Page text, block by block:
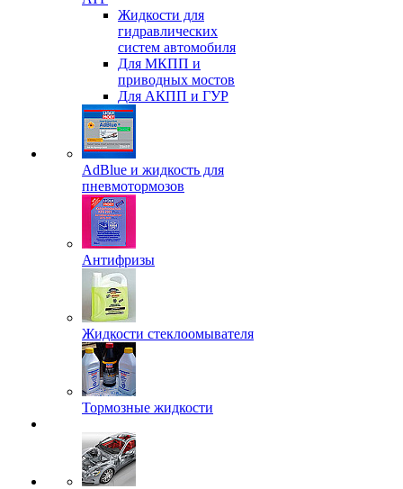
Жидкости для
гидравлических
систем автомобиля
Для МКПП и
приводных мостов
Для АКПП и ГУР
AdBlue и жидкость для
пневмотормозов
Антифризы
Жидкости стеклоомывателя
Тормозные жидкости